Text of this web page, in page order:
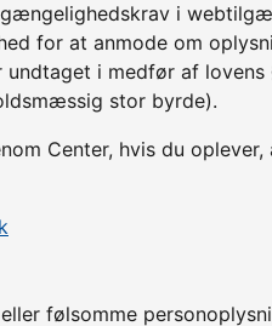
i
for at anmode om
i medfør af lovens
stor byrde).
Center, hvis du
følsomme